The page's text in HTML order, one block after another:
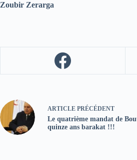
Zoubir Zerarga
ARTICLE PRÉCÉDENT
Le quatrième mandat de
quinze ans barakat !!!